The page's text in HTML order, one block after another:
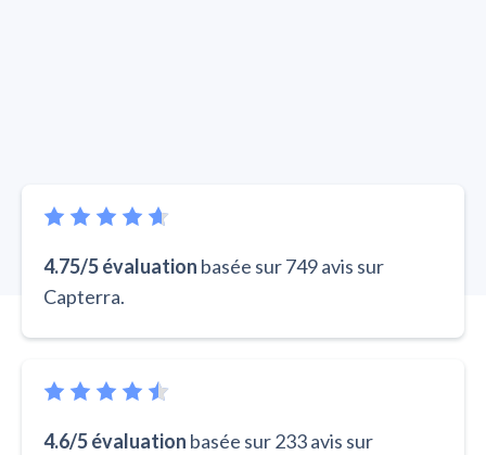
4.75/5 évaluation basée sur 749 avis sur
Capterra.
4.6/5 évaluation basée sur 233 avis sur